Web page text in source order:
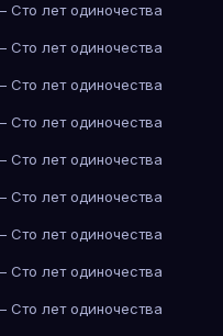
лет одиночества
лет одиночества
лет одиночества
лет одиночества
лет одиночества
лет одиночества
лет одиночества
лет одиночества
лет одиночества